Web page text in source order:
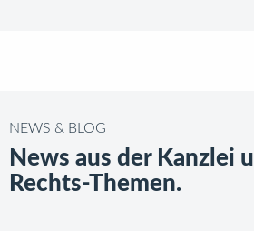
NEWS & BLOG
News aus der Kanzlei
Rechts-Themen.